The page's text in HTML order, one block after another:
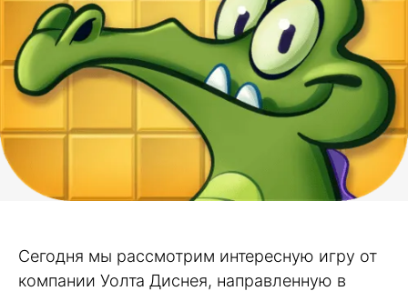
Сегодня мы рассмотрим интересную игру от
компании Уолта Диснея, направленную в